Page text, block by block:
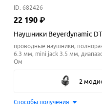
ID: 682426
22 190 ₽
Наушники Beyerdynamic
проводные наушники,
6.3 мм, mini jack 3.5 мм,
Ом
2
Способы получения